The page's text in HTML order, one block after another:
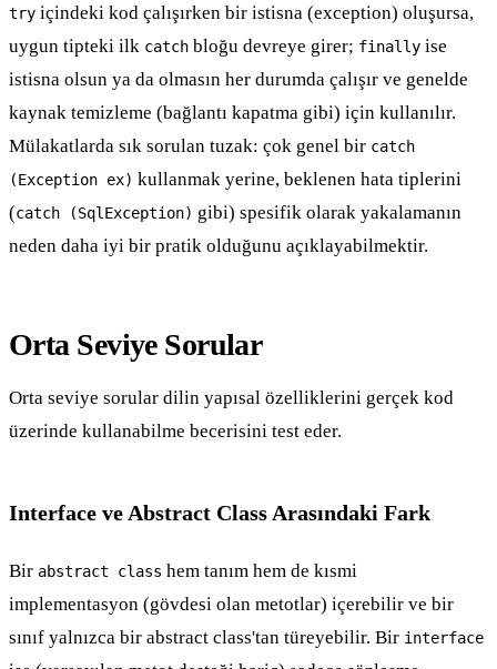
try içindeki kod çalışırken bir istisna (exception) oluşursa,
uygun tipteki ilk catch bloğu devreye girer; finally ise
istisna olsun ya da olmasın her durumda çalışır ve genelde
kaynak temizleme (bağlantı kapatma gibi) için kullanılır.
Mülakatlarda sık sorulan tuzak: çok genel bir catch
(Exception ex) kullanmak yerine, beklenen hata tiplerini
(catch (SqlException) gibi) spesifik olarak yakalamanın
neden daha iyi bir pratik olduğunu açıklayabilmektir.
Orta Seviye Sorular
Orta seviye sorular dilin yapısal özelliklerini gerçek kod
üzerinde kullanabilme becerisini test eder.
Interface ve Abstract Class Arasındaki Fark
Bir abstract class hem tanım hem de kısmi
implementasyon (gövdesi olan metotlar) içerebilir ve bir
sınıf yalnızca bir abstract class'tan türeyebilir. Bir interface